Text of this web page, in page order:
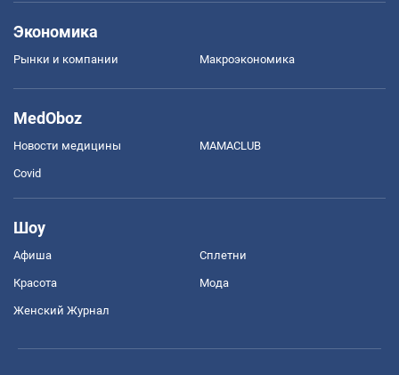
Экономика
Рынки и компании Mакроэкономика
MedOboz
Новости медицины MAMACLUB
Covid
Шоу
Афиша Сплетни
Красота Мода
Женский Журнал